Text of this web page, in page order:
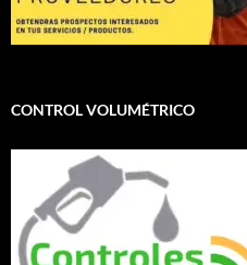
CONTROL VOLUMÉTRICO